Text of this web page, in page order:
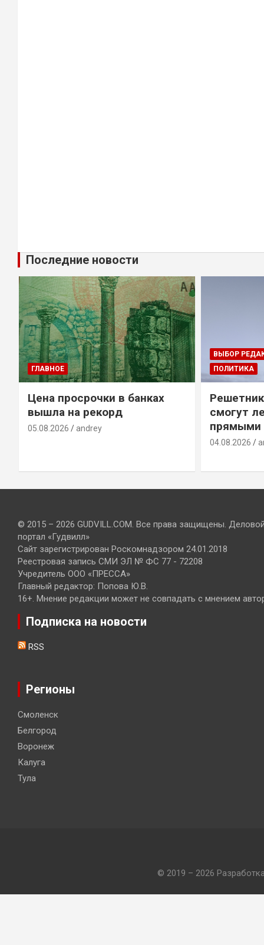
Последние новости
ГЛАВНОЕ
Цена просрочки в банках
вышла на рекорд
05.08.2026 andrey
ВЫБОР
ПОЛИТИКА
смогут
прямыми
04.08.2026
© 2015 – 2026 GUDVILL.COM. Все права защищены.
портал «Гудвилл»
Сайт зарегистрирован Роскомнадзором 24.01.2018
Реестровая запись СМИ ЭЛ № ФС 77 - 72208
Учредитель ООО «ПРЕССА»
Главный редактор: Попова Ю.В.
16+. Мнение редакции может не совпадать с мнением
Подписка на новости
RSS
Регионы
Смоленск
Белгород
Воронеж
Калуга
Тула
© 2019 – 2026